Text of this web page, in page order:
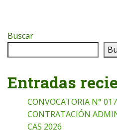
Buscar
Entradas
CONVOCATORIA N°
CONTRATACIÓN
CAS 2026